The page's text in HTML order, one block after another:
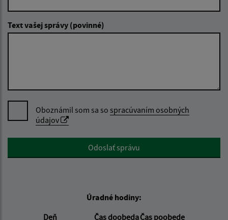
Text vašej správy (povinné)
Oboznámil som sa so spracúvaním osobných
údajov
Google reCaptcha ResponseOdoslať správu
Úradné hodiny:
Deň
Čas doobedaČas poobede